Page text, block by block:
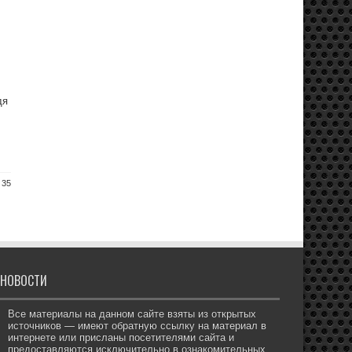
35
НОВОСТИ
Все материалы на данном сайте взяты из открытых
источников — имеют обратную ссылку на материал в
интернете или присланы посетителями сайта и
предоставляются исключительно в ознакомительных